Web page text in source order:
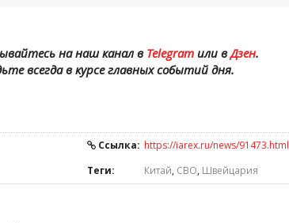
на наш канал вTelegramили вДзен.
всегда в курсе главных событий дня.
Ссылка: https://iarex.ru/news/91473.html
Теги: Китай, СВО, Швейцария